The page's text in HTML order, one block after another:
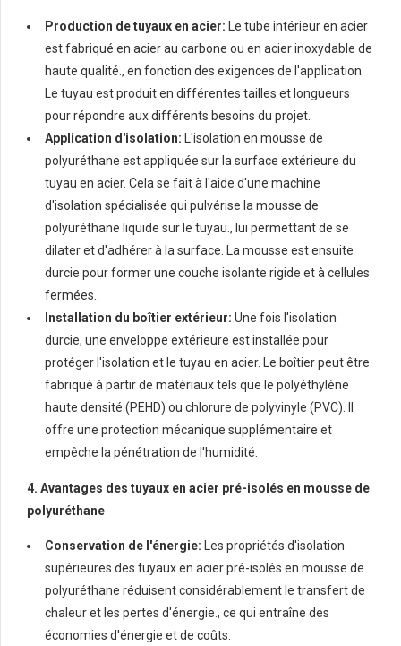
Production de tuyaux en acier: Le tube intérieur en acier
est fabriqué en acier au carbone ou en acier inoxydable de
haute qualité., en fonction des exigences de l'application.
Le tuyau est produit en différentes tailles et longueurs
pour répondre aux différents besoins du projet.
Application d'isolation: L'isolation en mousse de
polyuréthane est appliquée sur la surface extérieure du
tuyau en acier. Cela se fait à l'aide d'une machine
d'isolation spécialisée qui pulvérise la mousse de
polyuréthane liquide sur le tuyau., lui permettant de se
dilater et d'adhérer à la surface. La mousse est ensuite
durcie pour former une couche isolante rigide et à cellules
fermées..
Installation du boîtier extérieur: Une fois l'isolation
durcie, une enveloppe extérieure est installée pour
protéger l'isolation et le tuyau en acier. Le boîtier peut être
fabriqué à partir de matériaux tels que le polyéthylène
haute densité (PEHD) ou chlorure de polyvinyle (PVC). Il
offre une protection mécanique supplémentaire et
empêche la pénétration de l'humidité.
4. Avantages des tuyaux en acier pré-isolés en mousse de
polyuréthane
Conservation de l'énergie: Les propriétés d'isolation
supérieures des tuyaux en acier pré-isolés en mousse de
polyuréthane réduisent considérablement le transfert de
chaleur et les pertes d'énergie., ce qui entraîne des
économies d'énergie et de coûts.